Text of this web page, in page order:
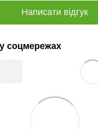
Написати відгук
соцмережах